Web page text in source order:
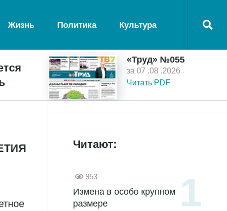
Жизнь Политика Культура
«Труд» №055
за 07 .08 .2026
Читать PDF
Читают:
953
Измена в особо крупном
размере